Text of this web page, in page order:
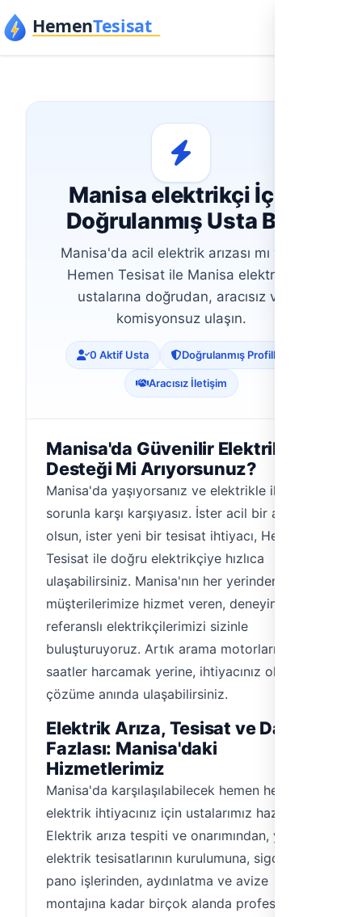
İçeriğe geç
Manisa elektrikçi İçin
Doğrulanmış Usta Bul
Manisa'da acil elektrik arızası mı var?
Hemen Tesisat ile Manisa elektrikçi
ustalarına doğrudan, aracısız ve
komisyonsuz ulaşın.
0 Aktif Usta Doğrulanmış Profiller
Aracısız İletişim
Manisa'da Güvenilir Elektrikçi
Desteği Mi Arıyorsunuz?
Manisa'da yaşıyorsanız ve elektrikle ilgili bir
sorunla karşı karşıyasız. İster acil bir arıza
olsun, ister yeni bir tesisat ihtiyacı, Hemen
Tesisat ile doğru elektrikçiye hızlıca
ulaşabilirsiniz. Manisa'nın her yerinden
müşterilerimize hizmet veren, deneyimli ve
referanslı elektrikçilerimizi sizinle
buluşturuyoruz. Artık arama motorlarında
saatler harcamak yerine, ihtiyacınız olan
çözüme anında ulaşabilirsiniz.
Elektrik Arıza, Tesisat ve Daha
Fazlası: Manisa'daki
Hizmetlerimiz
Manisa'da karşılaşılabilecek hemen her türlü
elektrik ihtiyacınız için ustalarımız hazır.
Elektrik arıza tespiti ve onarımından, yeni
elektrik tesisatlarının kurulumuna, sigorta ve
pano işlerinden, aydınlatma ve avize
montajına kadar birçok alanda profesyonel